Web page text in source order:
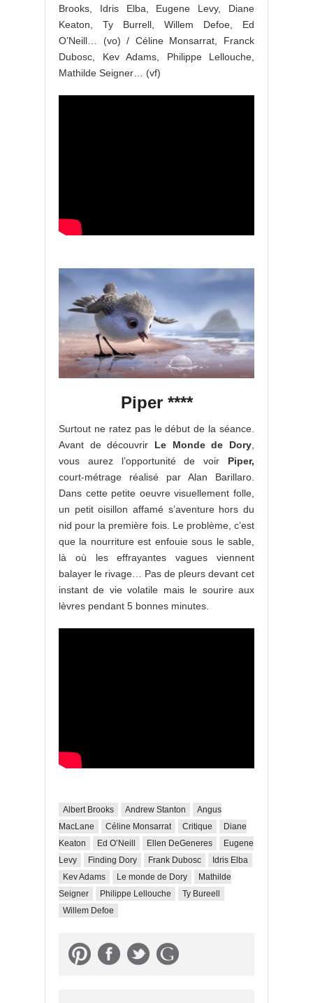
Brooks, Idris Elba, Eugene Levy, Diane
Keaton, Ty Burrell, Willem Defoe, Ed
O’Neill… (vo) / Céline Monsarrat, Franck
Dubosc, Kev Adams, Philippe Lellouche,
Mathilde Seigner… (vf)
Piper ****
Surtout ne ratez pas le début de la séance.
Avant de découvrir Le Monde de Dory
vous aurez l’opportunité de voir Piper,
court-métrage réalisé par Alan Barillaro.
Dans cette petite oeuvre visuellement folle,
un petit oisillon affamé s’aventure hors du
nid pour la première fois. Le problème, c’est
que la nourriture est enfouie sous le sable,
là où les effrayantes vagues viennent
balayer le rivage… Pas de pleurs devant cet
instant de vie volatile mais le sourire aux
lèvres pendant 5 bonnes minutes.
Albert Brooks Andrew Stanton
Angus
MacLane
Céline Monsarrat Critique
Diane
Keaton
Ed O’Neill Ellen DeGeneres
Eugene
Levy
Finding Dory Frank Dubosc
Idris Elba
Kev Adams
Le monde de Dory
Mathilde
Seigner
Philippe Lellouche
Ty Bureell
Willem Defoe